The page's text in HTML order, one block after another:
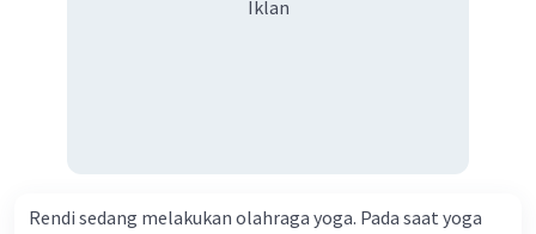
Iklan
Rendi sedang melakukan olahraga yoga. Pada saat yoga